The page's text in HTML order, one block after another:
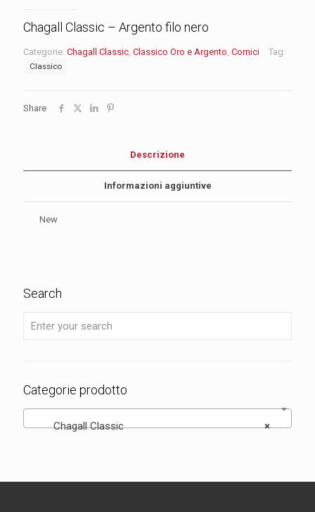
Chagall Classic – Argento filo nero
Categorie: Chagall Classic, Classico Oro e Argento, Cornici Tag:
Classico
Share
Descrizione
Informazioni aggiuntive
New
Search
Categorie prodotto
×
Chagall Classic